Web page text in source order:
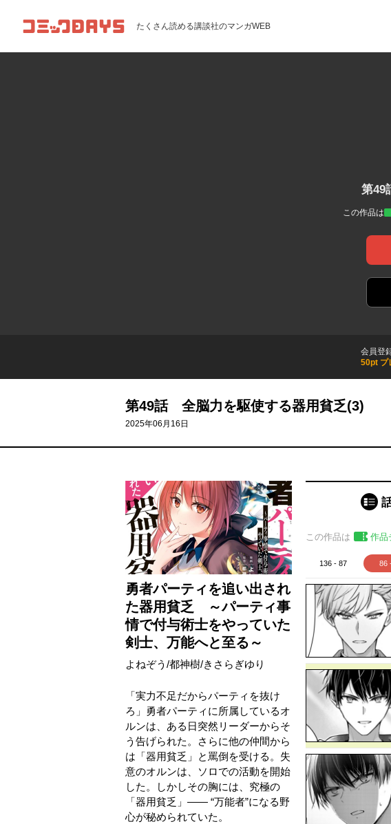
コミックDAYS たくさん読める講談社のマンガWEB
第49
この作品は
会員登
50pt プ
第49話 全脳力を駆使する器用貧乏(3)
2025年06月16日
勇者パーティを追い出され
た器用貧乏 ～パーティ事
情で付与術士をやっていた
剣士、万能へと至る～
よねぞう /都神樹/きさらぎゆり
「実力不足だからパーティを抜け
ろ」勇者パーティに所属しているオ
ルンは、ある日突然リーダーからそ
う告げられた。さらに他の仲間から
は「器用貧乏」と罵倒を受ける。失
意のオルンは、ソロでの活動を開始
した。しかしその胸には、究極の
「器用貧乏」―― “万能者”になる野
心が秘められていた。
この作品は 作品
136 - 87 86